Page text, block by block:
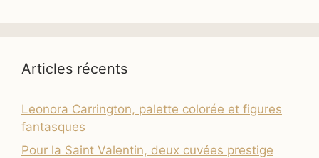
Articles récents
Leonora Carrington, palette colorée et figures
fantasques
Pour la Saint Valentin, deux cuvées prestige